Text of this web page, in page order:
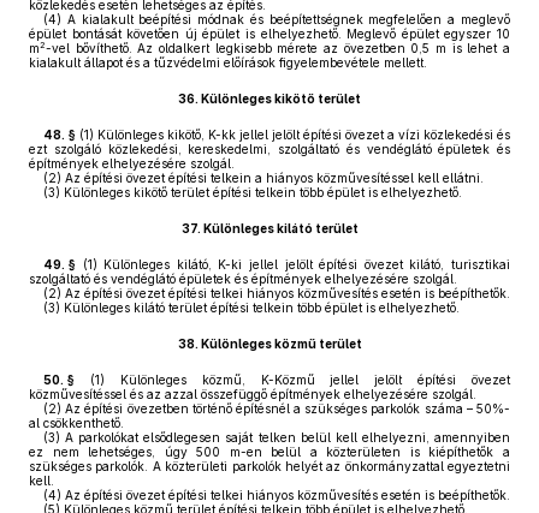
közlekedés esetén lehetséges az építés.
(4) A kialakult beépítési módnak és beépítettségnek megfelelően a meglevő
épület bontását követően új épület is elhelyezhető. Meglevő épület egyszer 10
m2-vel bővíthető. Az oldalkert legkisebb mérete az övezetben 0,5 m is lehet a
kialakult állapot és a tűzvédelmi előírások figyelembevétele mellett.
36. Különleges kikötő terület
48. § (1) Különleges kikötő, K-kk jellel jelölt építési övezet a vízi közlekedési és
ezt szolgáló közlekedési, kereskedelmi, szolgáltató és vendéglátó épületek és
építmények elhelyezésére szolgál.
(2) Az építési övezet építési telkein a hiányos közművesítéssel kell ellátni.
(3) Különleges kikötő terület építési telkein több épület is elhelyezhető.
37. Különleges kilátó terület
49. § (1) Különleges kilátó, K-ki jellel jelölt építési övezet kilátó, turisztikai
szolgáltató és vendéglátó épületek és építmények elhelyezésére szolgál.
(2) Az építési övezet építési telkei hiányos közművesítés esetén is beépíthetők.
(3) Különleges kilátó terület építési telkein több épület is elhelyezhető.
38. Különleges közmű terület
50. § (1) Különleges közmű, K-Közmű jellel jelölt építési övezet
közművesítéssel és az azzal összefüggő építmények elhelyezésére szolgál.
(2) Az építési övezetben történő építésnél a szükséges parkolók száma – 50%-
al csökkenthető.
(3) A parkolókat elsődlegesen saját telken belül kell elhelyezni, amennyiben
ez nem lehetséges, úgy 500 m-en belül a közterületen is kiépíthetők a
szükséges parkolók. A közterületi parkolók helyét az önkormányzattal egyeztetni
kell.
(4) Az építési övezet építési telkei hiányos közművesítés esetén is beépíthetők.
(5) Különleges közmű terület építési telkein több épület is elhelyezhető.